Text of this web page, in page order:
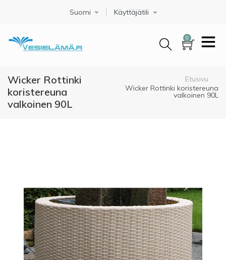
Select your language
Suomi Käyttäjätili
0
Wicker Rottinki
koristereuna
valkoinen 90L
MurupolkuEtusivu
Wicker Rottinki koristereuna
valkoinen 90L